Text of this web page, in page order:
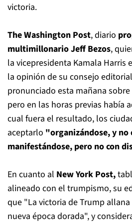
victoria.
The Washington Post, diario
multimillonario Jeff Bezos,
la vicepresidenta Kamala Harris
la opinión de su consejo
pronunciado esta mañana
pero en las horas previas había
cual fuera el resultado, los
aceptarlo "organizándose, y no
manifestándose, pero no con
En cuanto al New York Post,
alineado con el trumpismo, su
que "La victoria de Trump
nueva época dorada", y